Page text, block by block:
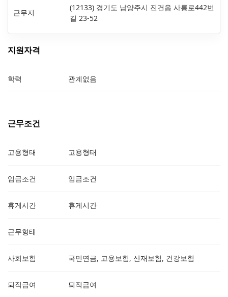
근무지
(12133) 경기도 남양주시 진건읍 사릉로442번
길 23-52
지원자격
학력 관계없음
근무조건
고용형태 고용형태
임금조건 임금조건
휴게시간 휴게시간
근무형태
사회보험 국민연금, 고용보험, 산재보험, 건강보험
퇴직급여 퇴직급여